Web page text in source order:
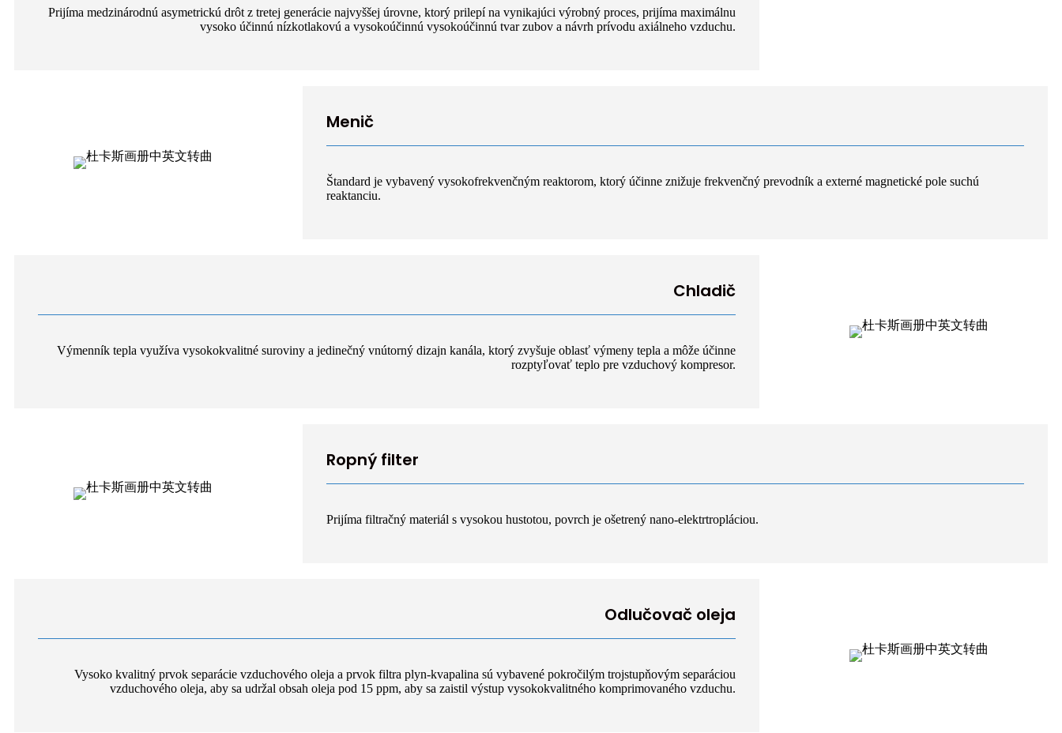
Prijíma medzinárodnú asymetrickú drôt z tretej generácie najvyššej úrovne, ktorý prilepí na vynikajúci výrobný proces, prijíma maximálnu
vysoko účinnú nízkotlakovú a vysokoúčinnú vysokoúčinnú tvar zubov a návrh prívodu axiálneho vzduchu.
Menič
Štandard je vybavený vysokofrekvenčným reaktorom, ktorý účinne znižuje frekvenčný prevodník a externé magnetické pole suchú
reaktanciu.
Chladič
Výmenník tepla využíva vysokokvalitné suroviny a jedinečný vnútorný dizajn kanála, ktorý zvyšuje oblasť výmeny tepla a môže účinne
rozptyľovať teplo pre vzduchový kompresor.
Ropný filter
Prijíma filtračný materiál s vysokou hustotou, povrch je ošetrený nano-elektrtropláciou.
Odlučovač oleja
Vysoko kvalitný prvok separácie vzduchového oleja a prvok filtra plyn-kvapalina sú vybavené pokročilým trojstupňovým separáciou
vzduchového oleja, aby sa udržal obsah oleja pod 15 ppm, aby sa zaistil výstup vysokokvalitného komprimovaného vzduchu.